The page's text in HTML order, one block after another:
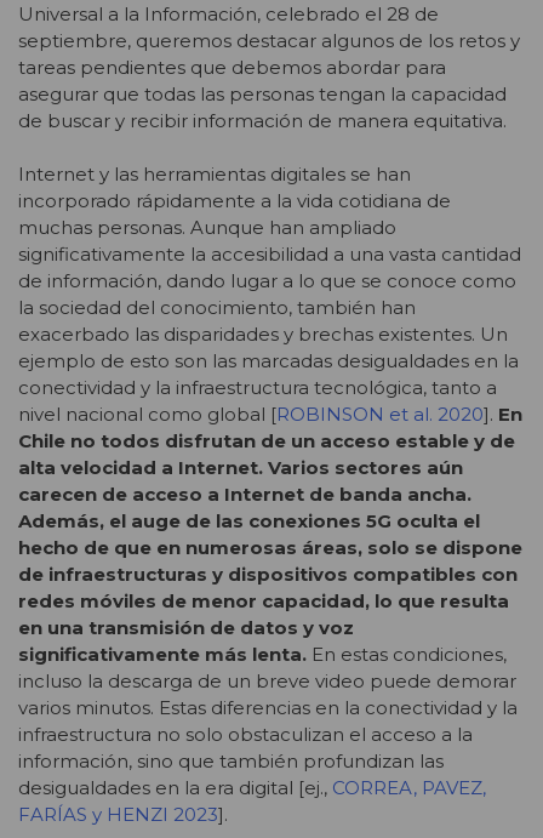
Universal a la Información, celebrado el 28 de
septiembre, queremos destacar algunos de los retos y
tareas pendientes que debemos abordar para
asegurar que todas las personas tengan la capacidad
de buscar y recibir información de manera equitativa.
Internet y las herramientas digitales se han
incorporado rápidamente a la vida cotidiana de
muchas personas. Aunque han ampliado
significativamente la accesibilidad a una vasta cantidad
de información, dando lugar a lo que se conoce como
la sociedad del conocimiento, también han
exacerbado las disparidades y brechas existentes. Un
ejemplo de esto son las marcadas desigualdades en la
conectividad y la infraestructura tecnológica, tanto a
nivel nacional como global [ROBINSON et al. 2020]. En
Chile no todos disfrutan de un acceso estable y de
alta velocidad a Internet. Varios sectores aún
carecen de acceso a Internet de banda ancha.
Además, el auge de las conexiones 5G oculta el
hecho de que en numerosas áreas, solo se dispone
de infraestructuras y dispositivos compatibles con
redes móviles de menor capacidad, lo que resulta
en una transmisión de datos y voz
significativamente más lenta. En estas condiciones,
incluso la descarga de un breve video puede demorar
varios minutos. Estas diferencias en la conectividad y la
infraestructura no solo obstaculizan el acceso a la
información, sino que también profundizan las
desigualdades en la era digital [ej., CORREA, PAVEZ,
FARÍAS y HENZI 2023].